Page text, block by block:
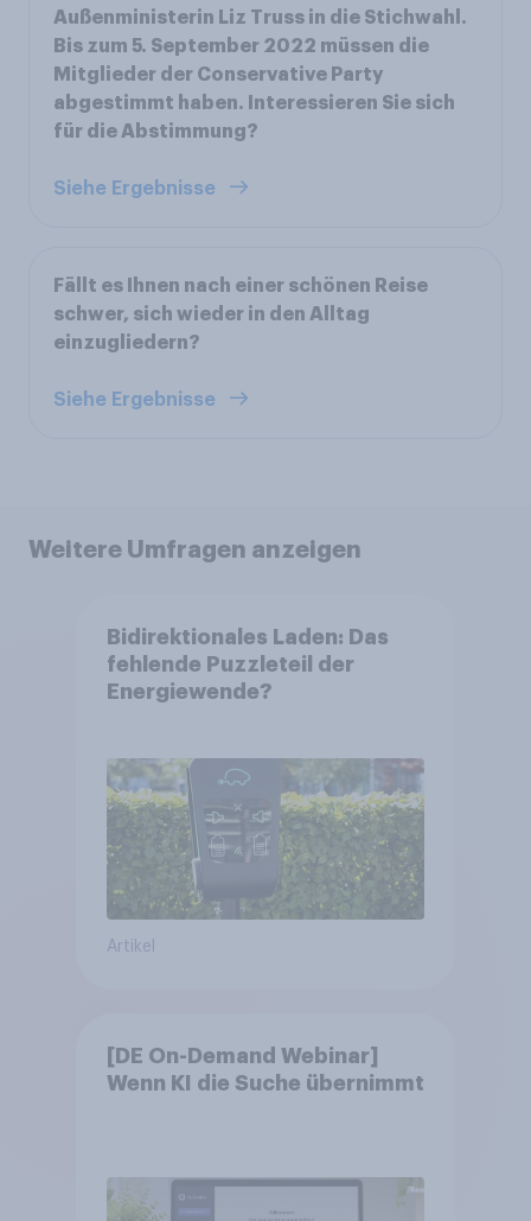
Außenministerin Liz Truss in die Stichwahl.
Bis zum 5. September 2022 müssen die
Mitglieder der Conservative Party
abgestimmt haben. Interessieren Sie sich
für die Abstimmung?
Siehe Ergebnisse
Fällt es Ihnen nach einer schönen Reise
schwer, sich wieder in den Alltag
einzugliedern?
Siehe Ergebnisse
Weitere Umfragen anzeigen
Bidirektionales Laden: Das
fehlende Puzzleteil der
Energiewende?
Artikel
[DE On-Demand Webinar]
Wenn KI die Suche übernimmt